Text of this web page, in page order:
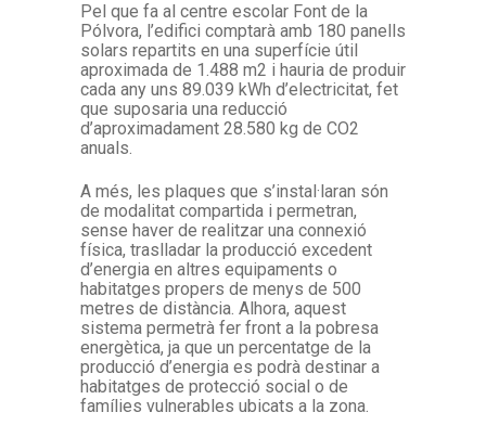
Pel que fa al centre escolar Font de la
Pólvora, l’edifici comptarà amb 180 panells
solars repartits en una superfície útil
aproximada de 1.488 m2 i hauria de produir
cada any uns 89.039 kWh d’electricitat, fet
que suposaria una reducció
d’aproximadament 28.580 kg de CO2
anuals.
A més, les plaques que s’instal·laran són
de modalitat compartida i permetran,
sense haver de realitzar una connexió
física, traslladar la producció excedent
d’energia en altres equipaments o
habitatges propers de menys de 500
metres de distància. Alhora, aquest
sistema permetrà fer front a la pobresa
energètica, ja que un percentatge de la
producció d’energia es podrà destinar a
habitatges de protecció social o de
famílies vulnerables ubicats a la zona.